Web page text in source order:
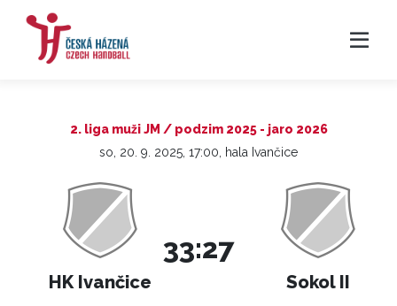
2. liga muži JM / podzim 2025 - jaro 2026
so, 20. 9. 2025, 17:00, hala Ivančice
HK Ivančice
33:27
Sokol II